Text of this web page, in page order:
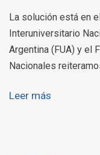
La solución está en
Interuniversitario
Argentina (FUA) y el
Nacionales
Leer más